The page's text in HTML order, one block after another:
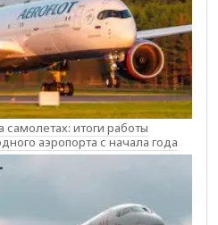
итоги работы
аэропорта с начала года